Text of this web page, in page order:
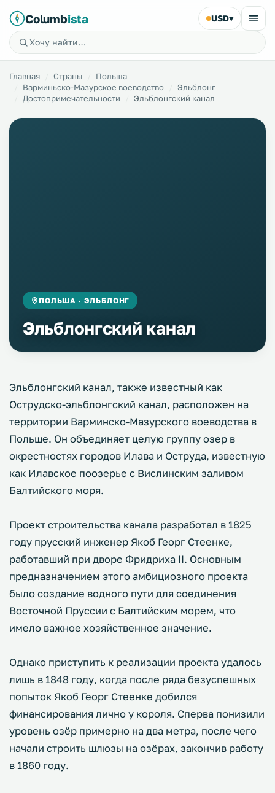
Columbista USD▾
Главная Страны
Польша
Варминьско-Мазурское воеводство
Эльблонг
Достопримечательности
Эльблонгский канал
ПОЛЬША · ЭЛЬБЛОНГ
Эльблонгский канал
Эльблонгский канал, также известный как
Острудско-эльблонгский канал, расположен на
территории Варминско-Мазурского воеводства в
Польше. Он объединяет целую группу озер в
окрестностях городов Илава и Оструда, известную
как Илавское поозерье с Вислинским заливом
Балтийского моря.
Проект строительства канала разработал в 1825
году прусский инженер Якоб Георг Стеенке,
работавший при дворе Фридриха II. Основным
предназначением этого амбициозного проекта
было создание водного пути для соединения
Восточной Пруссии с Балтийским морем, что
имело важное хозяйственное значение.
Однако приступить к реализации проекта удалось
лишь в 1848 году, когда после ряда безуспешных
попыток Якоб Георг Стеенке добился
финансирования лично у короля. Сперва понизили
уровень озёр примерно на два метра, после чего
начали строить шлюзы на озёрах, закончив работу
в 1860 году.